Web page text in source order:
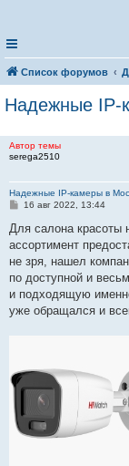
Список форумов
Надежные IP-
Автор темы
serega2510
Надежные IP-камеры в
С
о
щ
е
и
е
16 авг 2022, 13:44
Для салона красоты
ассортимент
не зря, нашел
по доступной и
и подходящую
уже обращался и